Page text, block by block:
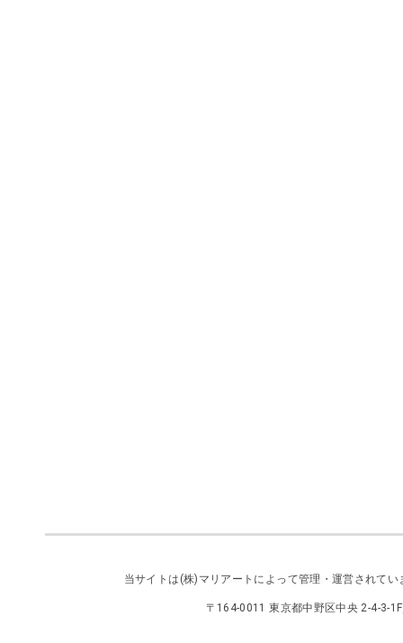
当サイトは (株)マリアート によって管理・運営されて
〒164-0011 東京都中野区中央 2-4-